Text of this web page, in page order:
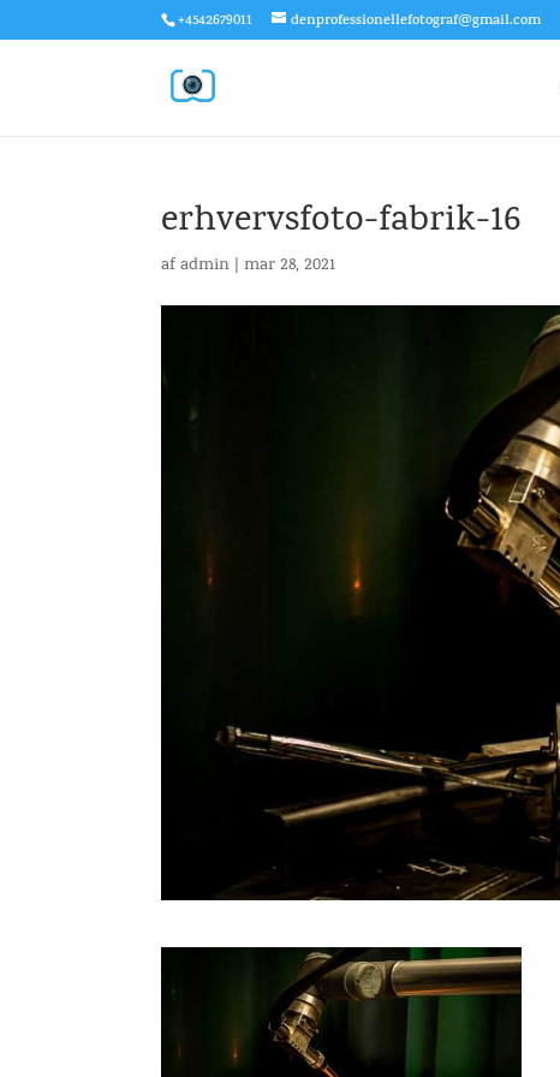
+4542679011 denprofessionellefotograf@gmail.com
erhvervsfoto-fabrik-16
afadmin |mar 28, 2021